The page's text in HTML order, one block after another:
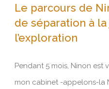
LIENS
Praticiens
de séparation à la
Le parcours de
de séparation à
l’exploration
Pendant 5 mois, Ninon est
mon cabinet -appelons-la